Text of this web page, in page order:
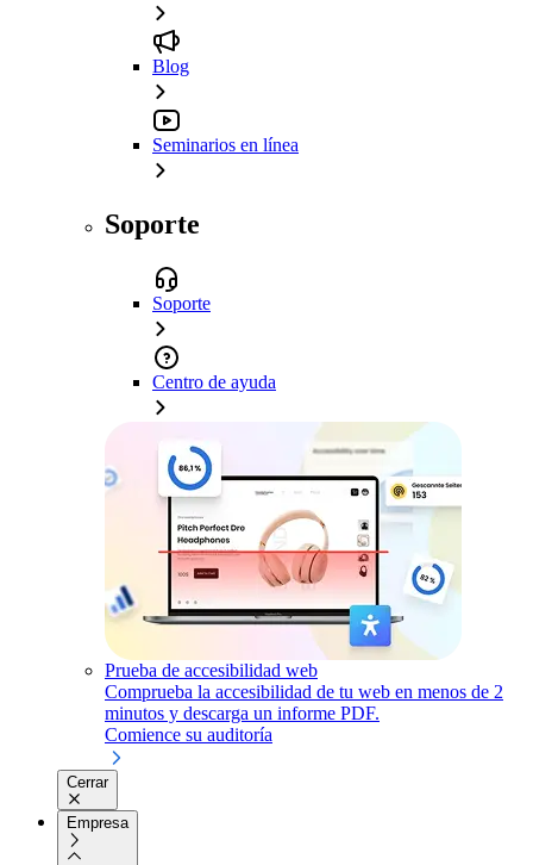
Blog
Seminarios en línea
Soporte
Soporte
Centro de ayuda
Prueba de accesibilidad web
Comprueba la accesibilidad de tu web en menos de 2
minutos y descarga un informe PDF.
Comience su auditoría
Cerrar
Empresa